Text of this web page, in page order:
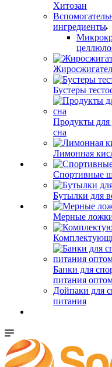
Хитозан
ингредиенты
Бустеры
Продукты для
сна
Лимонная
Спортивные
Бутылки для
Мерные
Банки для
питания
Дойпаки для
питания